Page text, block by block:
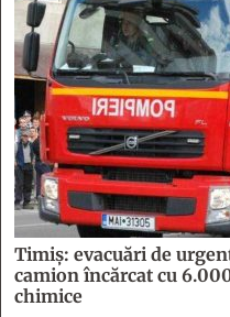
Timiș: evacuări de
camion încărcat cu
chimice